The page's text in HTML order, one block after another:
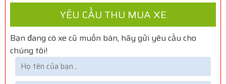
YÊU CẦU THU MUA XE
Bạn đang có xe cũ muốn bán, hãy gửi yêu cầu cho
chúng tôi!